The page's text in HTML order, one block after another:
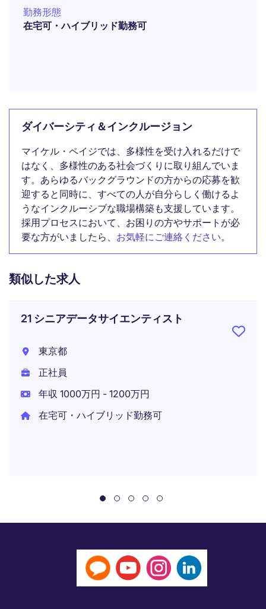
勤務形態
在宅可・ハイブリッド勤務可
ダイバーシティ＆インクルージョン
マイケル・ペイジでは、多様性を受け入れるだけで
はなく、多様性のある社会づくりに取り組んでいま
す。あらゆるバックグラウンドの方からの応募を歓
迎すると同時に、すべての人が自分らしく働けるよ
うなインクルーシブな職場構築も支援しています。
採用プロセスにおいて、お困りの方やサポートが必
要な方がいましたら、 お気軽にご連絡ください。
類似した求人
21 シニアデータサイエンティスト
東京都
正社員
年収 1000万円 - 1200万円
在宅可・ハイブリッド勤務可